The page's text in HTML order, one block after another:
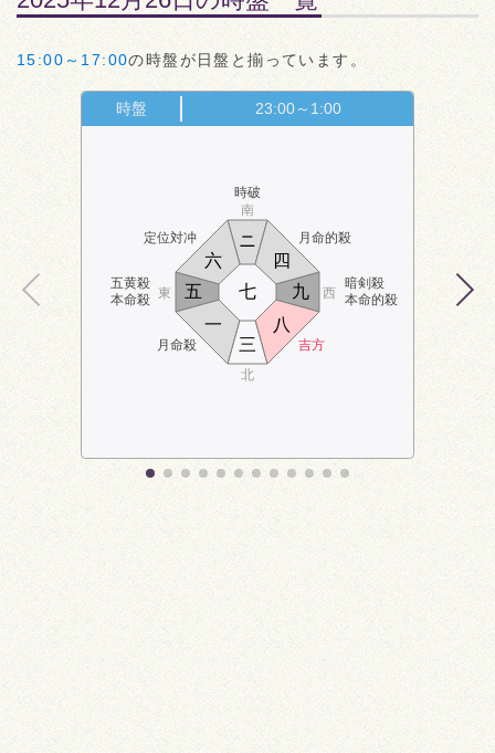
15:00～17:00の時盤が日盤と揃っています。
時盤 23:00～1:00
定位対冲
時破
月命的殺
五黄殺
本命殺
暗剣殺
本命的殺
月命殺 吉方
南
北
東 西
三
四
五
六
七
八
九
一
ニ